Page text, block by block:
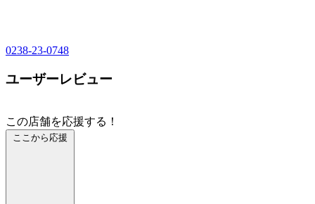
0238-23-0748
ユーザーレビュー
この店舗を応援する！
ここから応援